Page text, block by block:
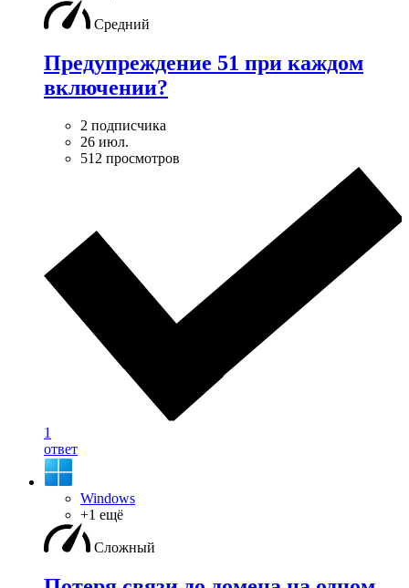
Средний
Предупреждение 51 при каждом
включении?
2 подписчика
26 июл.
512 просмотров
1
ответ
Windows
+1 ещё
Сложный